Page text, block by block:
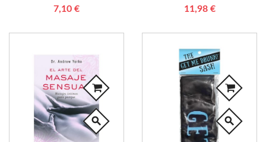
7,10 €
11,98 €
search search